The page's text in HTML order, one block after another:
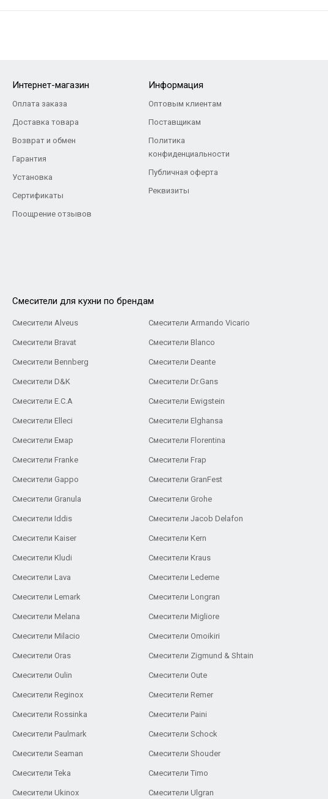
Интернет-магазин
Оплата заказа
Доставка товара
Возврат и обмен
Гарантия
Установка
Сертификаты
Поощрение отзывов
Информация
Оптовым клиентам
Поставщикам
Политика
конфиденциальности
Публичная оферта
Реквизиты
Cмесители для кухни по брендам
Смесители Alveus Смесители Armando Vicario
Смесители Bravat Смесители Blanco
Смесители Bennberg Смесители Deante
Смесители D&K Смесители Dr.Gans
Смесители E.C.A Cмесители Ewigstein
Смесители Elleci Смесители Elghansa
Смесители Емар Смесители Florentina
Смесители Franke Смесители Frap
Смесители Gappo Смесители GranFest
Смесители Granula Смесители Grohe
Смесители Iddis Смесители Jacob Delafon
Смесители Kaiser Смесители Kern
Смесители Kludi Смесители Kraus
Смесители Lava Смесители Ledeme
Смесители Lemark Смесители Longran
Смесители Melana Смесители Migliore
Смесители Milacio Смесители Omoikiri
Смесители Oras Смесители Zigmund & Shtain
Смесители Oulin Смесители Oute
Смесители Reginox Смесители Remer
Смесители Rossinka Смесители Paini
Смесители Paulmark Смесители Schock
Смесители Seaman Смесители Shouder
Смесители Teka Смесители Timo
Смесители Ukinox Смесители Ulgran